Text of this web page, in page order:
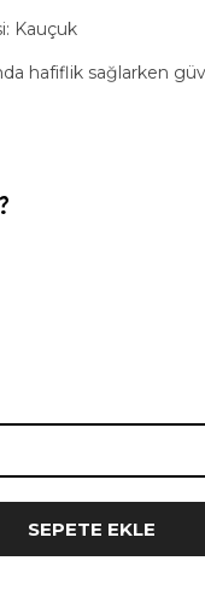
Kauçuk
hafiflik sağlarken